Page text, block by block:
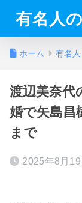
有名人
ホーム 有名人
渡辺美奈代
婚で矢島昌
まで
2025年8月19